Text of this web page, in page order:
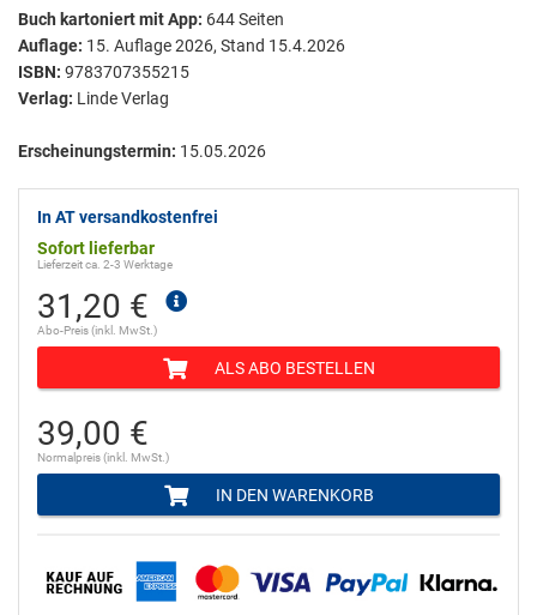
Buch kartoniertmit App: 644Seiten
Auflage: 15. Auflage 2026, Stand 15.4.2026
ISBN: 9783707355215
Verlag: Linde Verlag
Erscheinungstermin: 15.05.2026
In AT versandkostenfrei
Sofort lieferbar
Lieferzeit ca. 2-3 Werktage
31,20 €
Abo-Preis (inkl. MwSt.)
ALS ABO BESTELLEN
39,00 €
Normalpreis (inkl. MwSt.)
IN DEN WARENKORB